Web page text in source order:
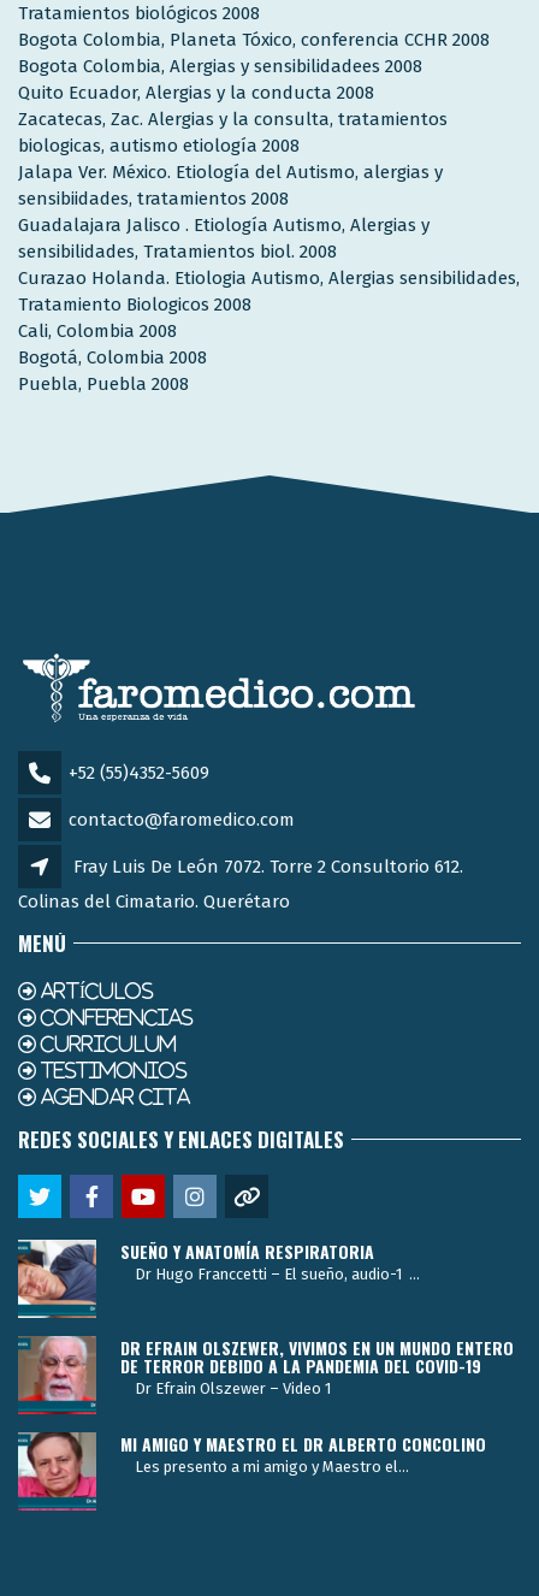
Tratamientos biológicos 2008
Bogota Colombia, Planeta Tóxico, conferencia CCHR 2008
Bogota Colombia, Alergias y sensibilidadees 2008
Quito Ecuador, Alergias y la conducta 2008
Zacatecas, Zac. Alergias y la consulta, tratamientos
biologicas, autismo etiología 2008
Jalapa Ver. México. Etiología del Autismo, alergias y
sensibiidades, tratamientos 2008
Guadalajara Jalisco . Etiología Autismo, Alergias y
sensibilidades, Tratamientos biol. 2008
Curazao Holanda. Etiologia Autismo, Alergias sensibilidades,
Tratamiento Biologicos 2008
Cali, Colombia 2008
Bogotá, Colombia 2008
Puebla, Puebla 2008
+52 (55)4352-5609
contacto@faromedico.com
Fray Luis De León 7072. Torre 2 Consultorio 612.
Colinas del Cimatario. Querétaro
MENÚ
ARTÍCULOS
CONFERENCIAS
CURRICULUM
TESTIMONIOS
AGENDAR CITA
REDES SOCIALES Y ENLACES DIGITALES
SUEÑO Y ANATOMÍA RESPIRATORIA
Dr Hugo Franccetti – El sueño, audio-1 ...
DR EFRAIN OLSZEWER, VIVIMOS EN UN MUNDO ENTERO
DE TERROR DEBIDO A LA PANDEMIA DEL COVID-19
Dr Efrain Olszewer – Video 1
MI AMIGO Y MAESTRO EL DR ALBERTO CONCOLINO
Les presento a mi amigo y Maestro el...